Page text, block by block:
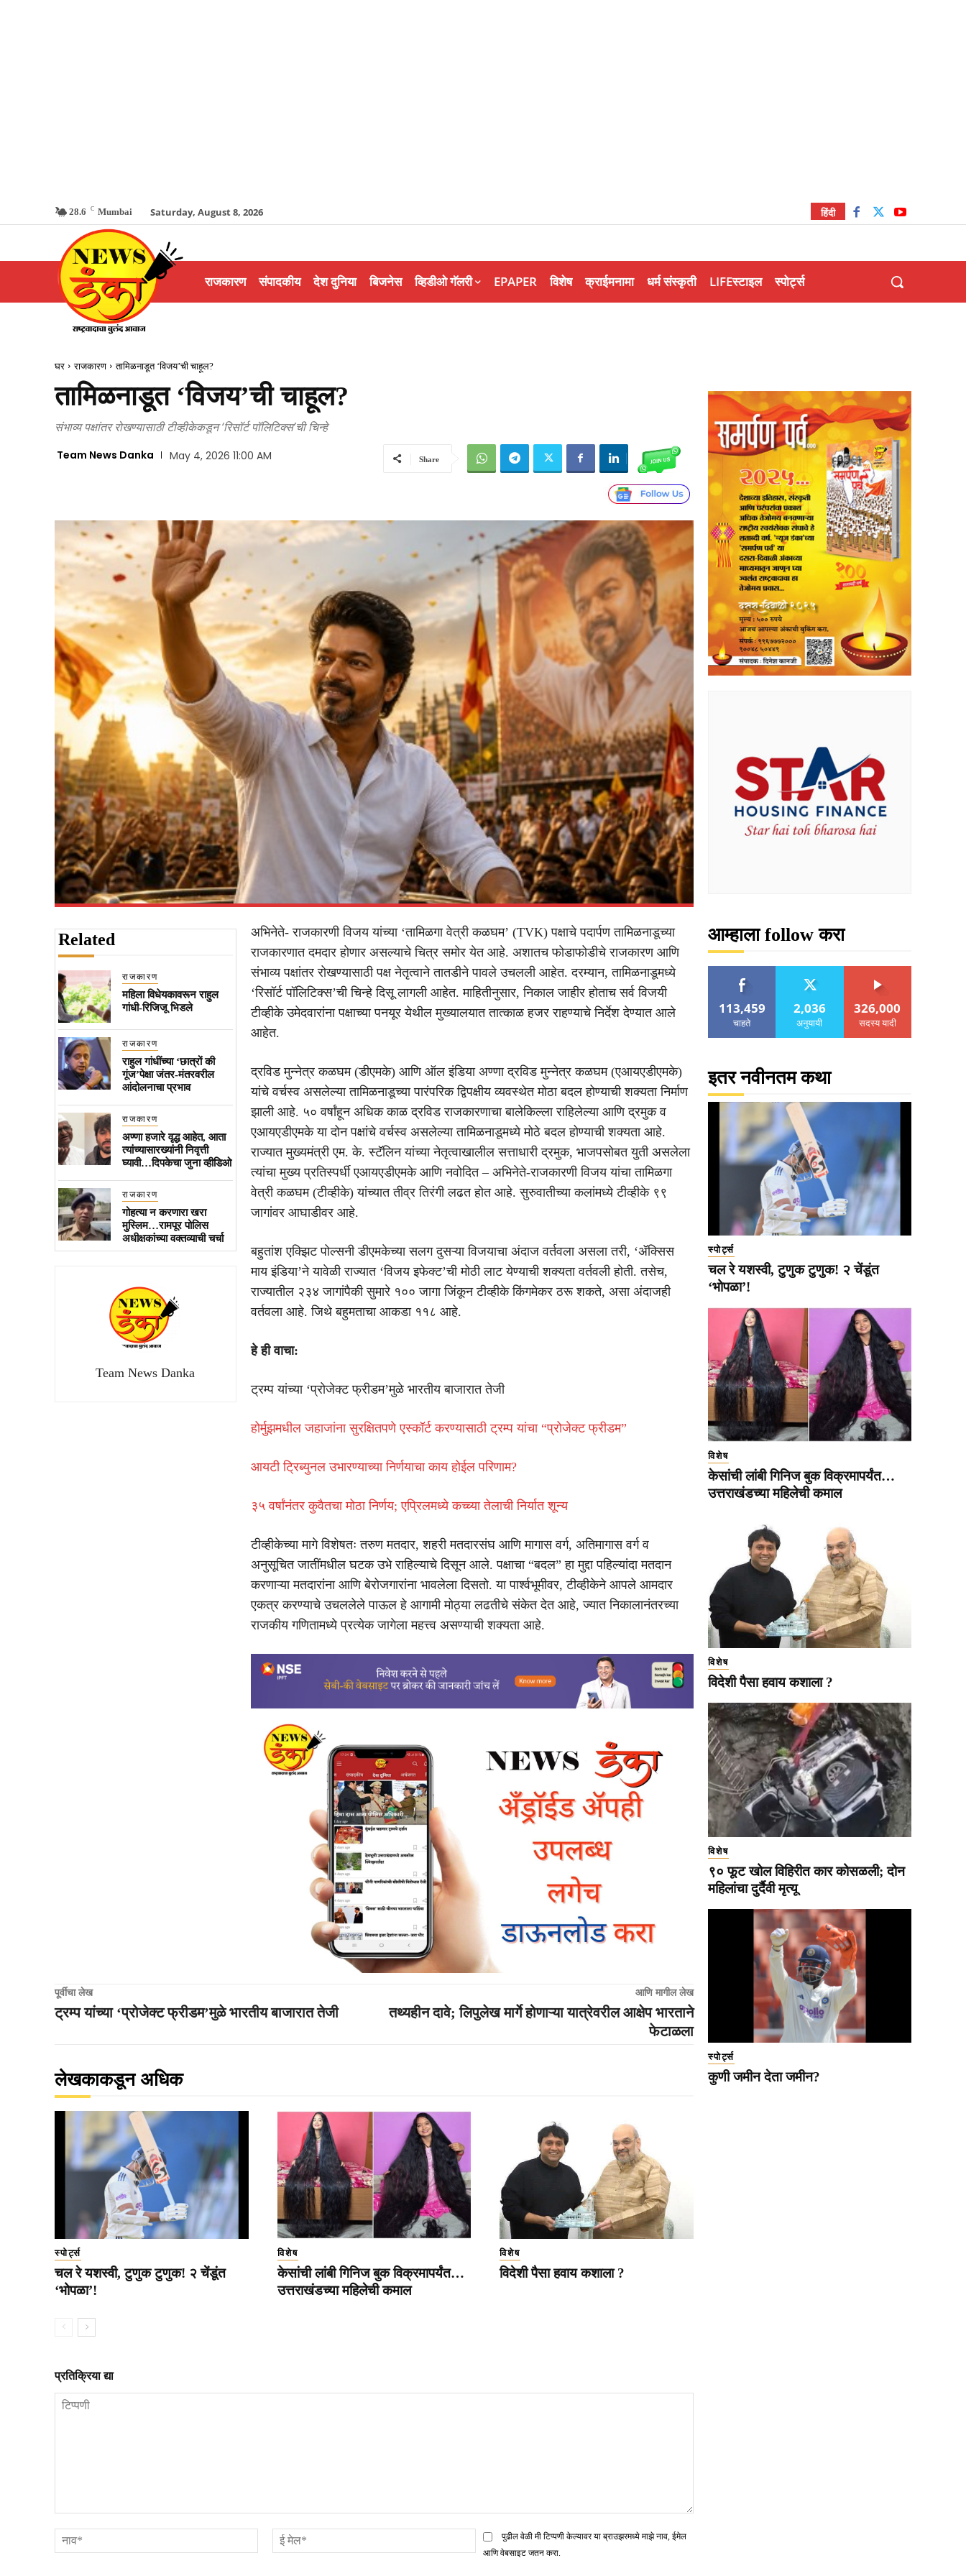
28.6 C Mumbai Saturday, August 8, 2026 हिंदी
राजकारण संपादकीय देश दुनिया बिजनेस व्हिडीओ गॅलरी EPAPER विशेष क्राईमनामा धर्म संस्कृती LIFEस्टाइल स्पोर्ट्स
घर राजकारण तामिळनाडूत ‘विजय’ची चाहूल?
तामिळनाडूत ‘विजय’ची चाहूल?
संभाव्य पक्षांतर रोखण्यासाठी टीव्हीकेकडून ‘रिसॉर्ट पॉलिटिक्स’ची चिन्हे
Team News Danka May 4, 2026 11:00 AM Share
Related
राजकारण
महिला विधेयकावरून राहुल
गांधी-रिजिजू भिडले
राजकारण
राहुल गांधींच्या ‘छात्रों की
गूंज’पेक्षा जंतर-मंतरवरील
आंदोलनाचा प्रभाव
राजकारण
अण्णा हजारे वृद्ध आहेत, आता
त्यांच्यासारख्यांनी निवृत्ती
घ्यावी…दिपकेचा जुना व्हीडिओ
राजकारण
गोहत्या न करणारा खरा
मुस्लिम…रामपूर पोलिस
अधीक्षकांच्या वक्तव्याची चर्चा
Team News Danka
अभिनेते- राजकारणी विजय यांच्या ‘तामिळगा वेत्री कळघम’ (TVK) पक्षाचे पदार्पण तामिळनाडूच्या
राजकारणात दमदार होणार असल्याचे चित्र समोर येत आहे. अशातच फोडाफोडीचे राजकारण आणि
संभाव्य पक्षांतर रोखण्यासाठी पक्ष नेतृत्वाने तातडीने पावले उचलली आहेत. दरम्यान, तामिळनाडूमध्ये
‘रिसॉर्ट पॉलिटिक्स’ची चिन्हे दिसू लागली आहेत. माहितीनुसार, निकाल जाहीर होताच सर्व विजयी
टीव्हीके उमेदवारांना पक्षाच्या पनयूर येथील मुख्यालयात तात्काळ हजर राहण्याचे निर्देश देण्यात आले
आहेत.
द्रविड मुन्नेत्र कळघम (डीएमके) आणि ऑल इंडिया अण्णा द्रविड मुन्नेत्र कळघम (एआयएडीएमके)
यांचे वर्चस्व असलेल्या तामिळनाडूच्या पारंपरिक द्विपक्षीय व्यवस्थेत मोठा बदल होण्याची शक्यता निर्माण
झाली आहे. ५० वर्षांहून अधिक काळ द्रविड राजकारणाचा बालेकिल्ला राहिलेल्या आणि द्रमुक व
एआयएडीएमके या दोन पक्षांचे वर्चस्व असलेल्या तामिळनाडूमध्ये मोठे बदल होण्याची शक्यता आहे.
राज्यात मुख्यमंत्री एम. के. स्टॅलिन यांच्या नेतृत्वाखालील सत्ताधारी द्रमुक, भाजपसोबत युती असलेला
त्यांचा मुख्य प्रतिस्पर्धी एआयएडीएमके आणि नवोदित – अभिनेते-राजकारणी विजय यांचा तामिळगा
वेत्री कळघम (टीव्हीके) यांच्यात तीव्र तिरंगी लढत होत आहे. सुरुवातीच्या कलांमध्ये टीव्हीके ९९
जागांवर आघाडीवर आहे.
बहुतांश एक्झिट पोल्सनी डीएमकेच्या सलग दुसऱ्या विजयाचा अंदाज वर्तवला असला तरी, ‘ॲक्सिस
माय इंडिया’ने यावेळी राज्यात ‘विजय इफेक्ट’ची मोठी लाट येण्याची शक्यता वर्तवली होती. तसेच,
राज्यातील २३४ जागांपैकी सुमारे १०० जागा जिंकून टीव्हीके किंगमेकर ठरू शकते, असा अंदाजही
वर्तवला आहे. जिथे बहुमताचा आकडा ११८ आहे.
हे ही वाचा:
ट्रम्प यांच्या ‘प्रोजेक्ट फ्रीडम’मुळे भारतीय बाजारात तेजी
होर्मुझमधील जहाजांना सुरक्षितपणे एस्कॉर्ट करण्यासाठी ट्रम्प यांचा “प्रोजेक्ट फ्रीडम”
आयटी ट्रिब्युनल उभारण्याच्या निर्णयाचा काय होईल परिणाम?
३५ वर्षांनंतर कुवैतचा मोठा निर्णय; एप्रिलमध्ये कच्च्या तेलाची निर्यात शून्य
टीव्हीकेच्या मागे विशेषतः तरुण मतदार, शहरी मतदारसंघ आणि मागास वर्ग, अतिमागास वर्ग व
अनुसूचित जातींमधील घटक उभे राहिल्याचे दिसून आले. पक्षाचा “बदल” हा मुद्दा पहिल्यांदा मतदान
करणाऱ्या मतदारांना आणि बेरोजगारांना भावलेला दिसतो. या पार्श्वभूमीवर, टीव्हीकेने आपले आमदार
एकत्र करण्याचे उचललेले पाऊल हे आगामी मोठ्या लढतीचे संकेत देत आहे, ज्यात निकालानंतरच्या
राजकीय गणितामध्ये प्रत्येक जागेला महत्त्व असण्याची शक्यता आहे.
पूर्वीचा लेख
ट्रम्प यांच्या ‘प्रोजेक्ट फ्रीडम’मुळे भारतीय बाजारात तेजी
आणि मागील लेख
तथ्यहीन दावे; लिपुलेख मार्गे होणाऱ्या यात्रेवरील आक्षेप भारताने
फेटाळला
लेखकाकडून अधिक
स्पोर्ट्स
चल रे यशस्वी, टुणुक टुणुक! २ चेंडूंत
‘भोपळा’!
विशेष
केसांची लांबी गिनिज बुक विक्रमापर्यंत…
उत्तराखंडच्या महिलेची कमाल
विशेष
विदेशी पैसा हवाय कशाला ?
प्रतिक्रिया द्या
नाव*
मेल*
पुढील वेळी मी टिप्पणी केल्यावर या ब्राउझरमध्ये माझे नाव, ईमेल
आणि वेबसाइट जतन करा.
आम्हाला follow करा
113,459
चाहते
2,036
अनुयायी
326,000
सदस्य यादी
इतर नवीनतम कथा
स्पोर्ट्स
चल रे यशस्वी, टुणुक टुणुक! २ चेंडूंत
‘भोपळा’!
विशेष
केसांची लांबी गिनिज बुक विक्रमापर्यंत…
उत्तराखंडच्या महिलेची कमाल
विशेष
विदेशी पैसा हवाय कशाला ?
विशेष
९० फूट खोल विहिरीत कार कोसळली; दोन
महिलांचा दुर्दैवी मृत्यू
स्पोर्ट्स
कुणी जमीन देता जमीन?